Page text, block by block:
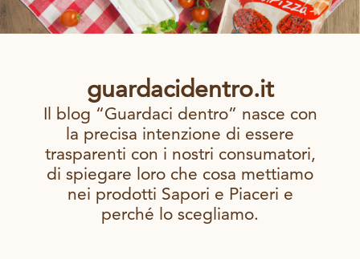
guardacidentro.it
Il blog “Guardaci dentro” nasce con
la precisa intenzione di essere
trasparenti con i nostri consumatori,
di spiegare loro che cosa mettiamo
nei prodotti Sapori e Piaceri e
perché lo scegliamo.